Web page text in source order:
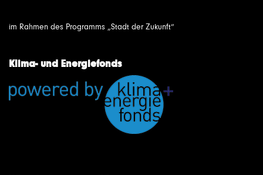
im Rahmen des Programms „Stadt der Zukunft“
Klima- und Energiefonds